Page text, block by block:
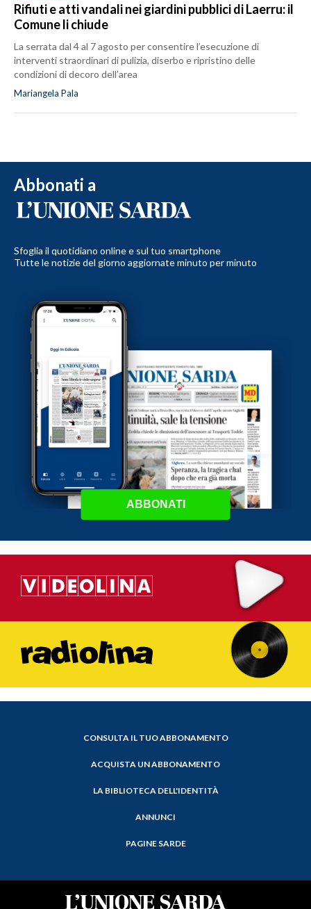
Rifiuti e atti vandali nei giardini pubblici di Laerru: il
Comune li chiude
La serrata dal 4 al 7 agosto per consentire l’esecuzione di
interventi straordinari di pulizia, diserbo e ripristino delle
condizioni di decoro dell’area
Mariangela Pala
Abbonati a
Sfoglia il quotidiano online e sul tuo smartphone
Tutte le notizie del giorno aggiornate minuto per minuto
ABBONATI
CONSULTA IL TUO ABBONAMENTO
ACQUISTA UN ABBONAMENTO
LA BIBLIOTECA DELL'IDENTITÀ
ANNUNCI
PAGINE SARDE